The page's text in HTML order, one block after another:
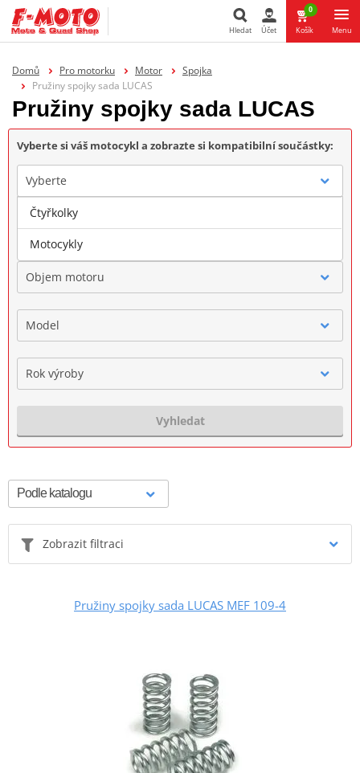
Hledat Účet
0
Košík Menu
Domů Pro motorku Motor
Spojka
Pružiny spojky sada LUCAS
Pružiny spojky sada LUCAS
Vyberte si váš motocykl a zobrazte si kompatibilní součástky:
Vyberte
Značka
Objem motoru
Model
Rok výroby
Vyhledat
Zobrazit filtraci
Pružiny spojky sada LUCAS MEF 109-4
Čtyřkolky
Motocykly